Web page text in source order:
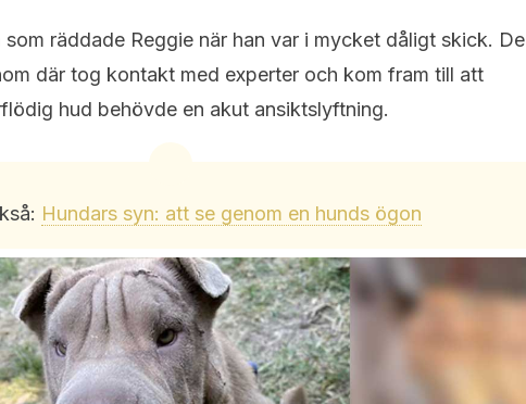
räddade Reggie när han var i mycket dåligt skick. De
där tog kontakt med experter och kom fram till att
hud behövde en akut ansiktslyftning.
Hundars syn: att se genom en hunds ögon